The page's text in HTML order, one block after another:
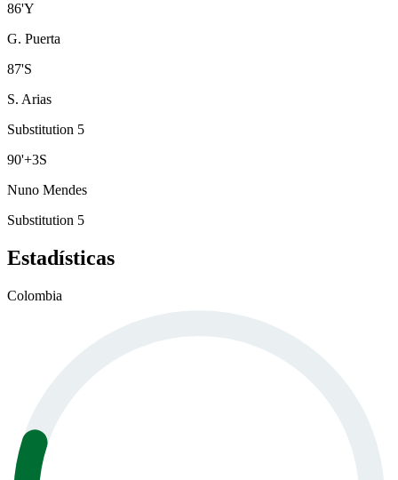
86'Y
G. Puerta
87'S
S. Arias
Substitution 5
90'+3S
Nuno Mendes
Substitution 5
Estadísticas
Colombia